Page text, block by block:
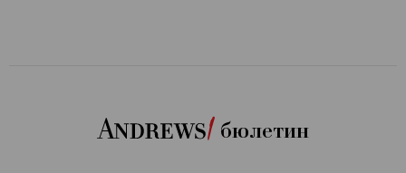
бюлетин